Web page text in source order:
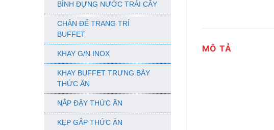
BÌNH ĐỰNG NƯỚC TRÁI CÂY
CHÂN ĐẾ TRANG TRÍ
BUFFET
KHAY G/N INOX
KHAY BUFFET TRƯNG BÀY
THỨC ĂN
NẮP ĐẬY THỨC ĂN
KẸP GẮP THỨC ĂN
MÔ TẢ